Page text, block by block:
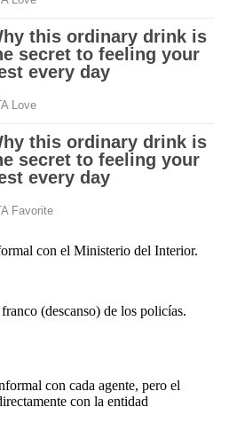
con el Ministerio del Interior.
(descanso) de los policías.
con cada agente, pero el
con la entidad